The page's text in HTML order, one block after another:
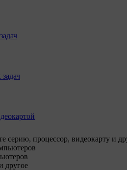
серию, процессор, видеокарту и
другое